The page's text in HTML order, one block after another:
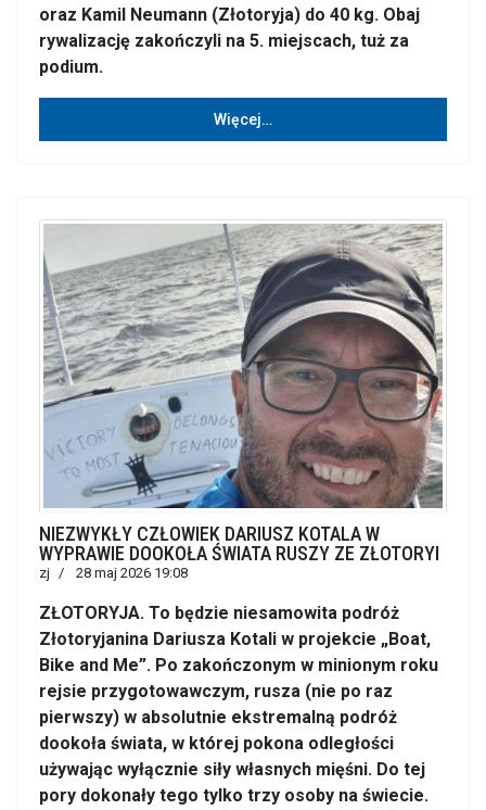
oraz Kamil Neumann (Złotoryja) do 40 kg. Obaj
rywalizację zakończyli na 5. miejscach, tuż za
podium.
Więcej…
NIEZWYKŁY CZŁOWIEK DARIUSZ KOTALA W
WYPRAWIE DOOKOŁA ŚWIATA RUSZY ZE ZŁOTORYI
zj 28 maj 2026 19:08
ZŁOTORYJA. To będzie niesamowita podróż
Złotoryjanina Dariusza Kotali w projekcie „Boat,
Bike and Me”. Po zakończonym w minionym roku
rejsie przygotowawczym, rusza (nie po raz
pierwszy) w absolutnie ekstremalną podróż
dookoła świata, w której pokona odległości
używając wyłącznie siły własnych mięśni. Do tej
pory dokonały tego tylko trzy osoby na świecie.